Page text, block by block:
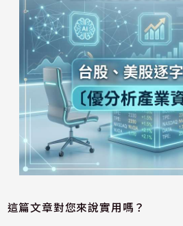
這篇文章對您來說實用嗎？